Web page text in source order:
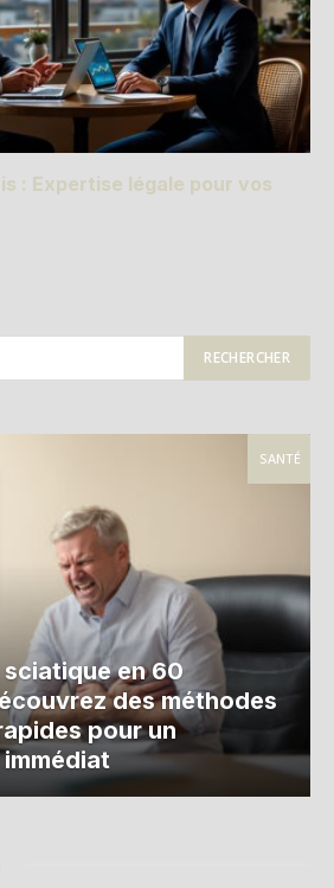
: Expertise légale pour vos
SANTÉ
en 60
des méthodes
pour un